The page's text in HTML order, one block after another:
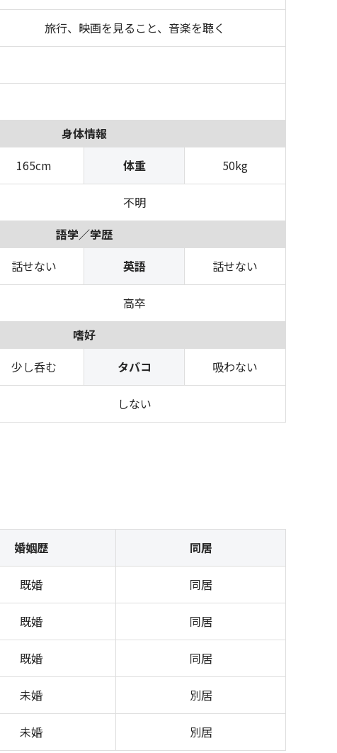
旅行、映画を見ること、音楽を聴く
身体情報
165cm 体重 50kg
不明
語学／学歴
話せない 英語 話せない
高卒
嗜好
少し呑む タバコ 吸わない
しない
婚姻歴 同居
既婚 同居
既婚 同居
既婚 同居
未婚 別居
未婚 別居